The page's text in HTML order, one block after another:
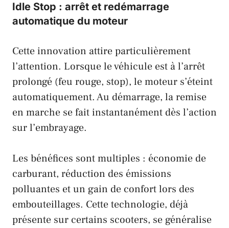
Idle Stop : arrêt et redémarrage
automatique du moteur
Cette innovation attire particulièrement
l’attention. Lorsque le véhicule est à l’arrêt
prolongé (feu rouge, stop), le moteur s’éteint
automatiquement. Au démarrage, la remise
en marche se fait instantanément dès l’action
sur l’embrayage.
Les bénéfices sont multiples : économie de
carburant, réduction des émissions
polluantes et un gain de confort lors des
embouteillages. Cette technologie, déjà
présente sur certains scooters, se généralise